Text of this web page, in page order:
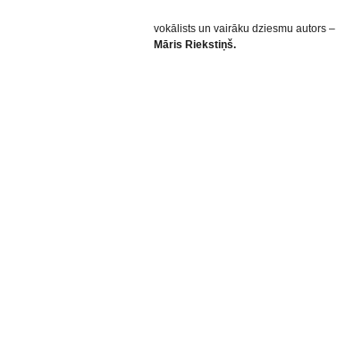
vokālists un vairāku dziesmu autors –
Māris Riekstiņš.